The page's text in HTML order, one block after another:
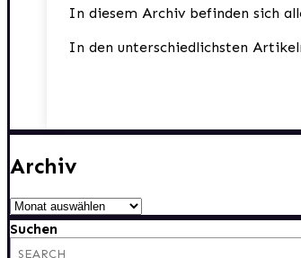
In diesem Archiv befinden sich
In den unterschiedlichsten
Archiv
Archiv
Suchen